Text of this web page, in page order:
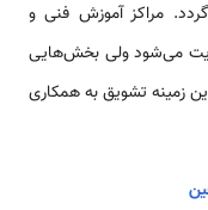
مراکز آموزش فنی و
می‌شود ولی بخش‌هایی
زمینه تشویق به همکاری